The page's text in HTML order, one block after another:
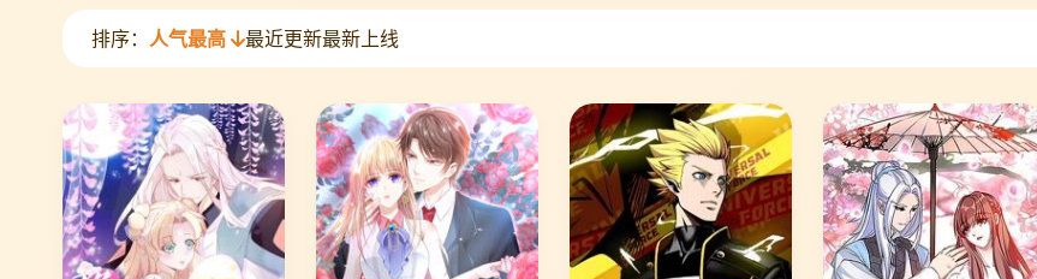
排序： 人气最高 最近更新最新上线